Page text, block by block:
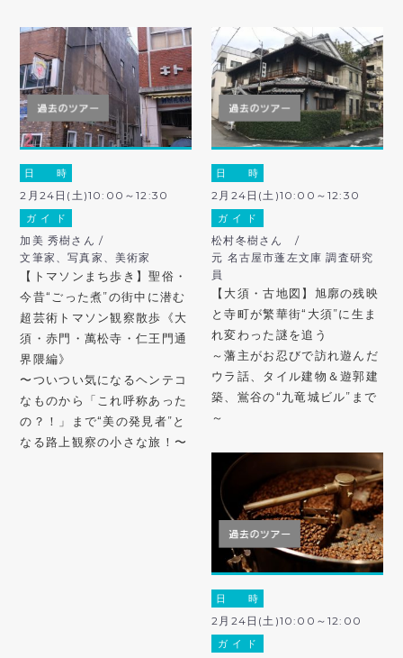
日 時
2月24日(土)10:00～12:30
ガ イ ド
加美 秀樹さん /
文筆家、写真家、美術家
【トマソンまち歩き】聖俗・
今昔“ごった煮”の街中に潜む
超芸術トマソン観察散歩《大
須・赤門・萬松寺・仁王門通
界隈編》
〜ついつい気になるヘンテコ
なものから「これ呼称あった
の？！」まで“美の発見者”と
なる路上観察の小さな旅！〜
日 時
2月24日(土)10:00～12:30
ガ イ ド
松村冬樹さん /
元 名古屋市蓬左文庫 調査研究
員
【大須・古地図】旭廓の残映
と寺町が繁華街“大須”に生ま
れ変わった謎を追う
～藩主がお忍びで訪れ遊んだ
ウラ話、タイル建物＆遊郭建
築、鴬谷の“九竜城ビル”まで
～
日 時
2月24日(土)10:00～12:00
ガ イ ド